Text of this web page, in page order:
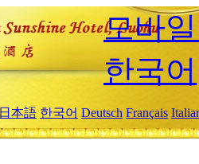
모바
한국어
日本語 한국어 Deutsch Français